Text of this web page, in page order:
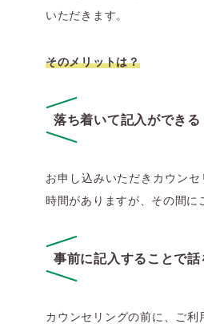
いただきます。
そのメリットは？
落ち着いて記入ができる
お申し込みいただきカウン
時間がありますが、その間に
事前に記入することで話
カウンセリングの前に、ご